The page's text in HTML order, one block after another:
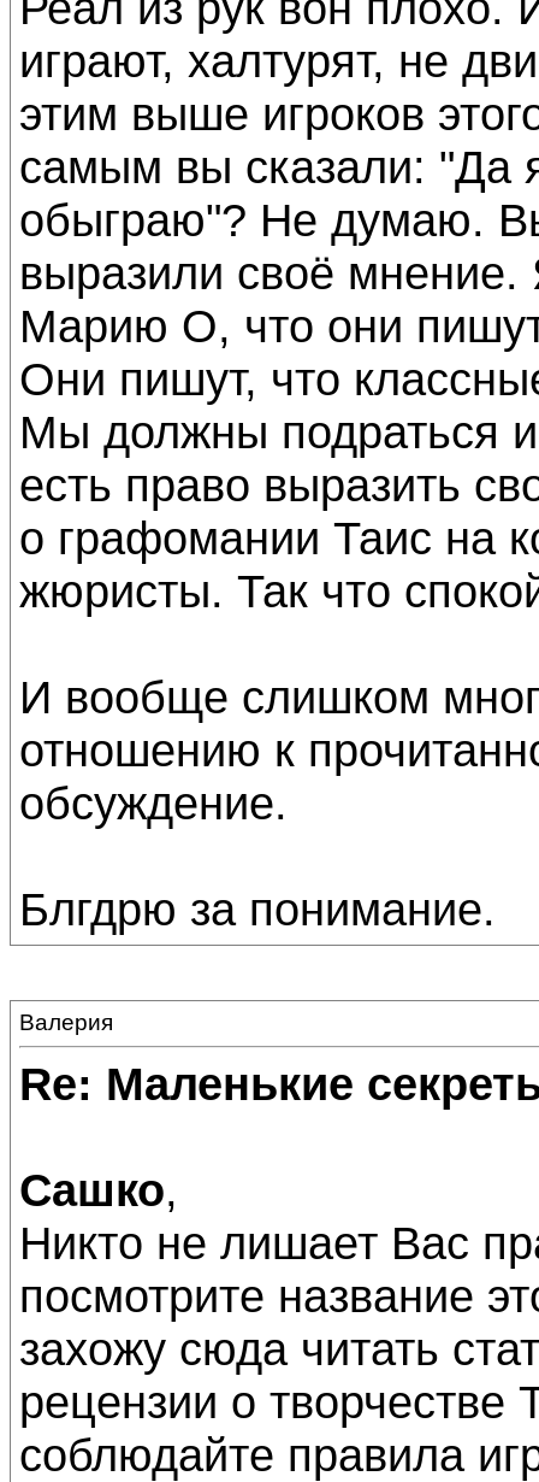
играют, халтурят, не
этим выше игроков
самым вы сказали: "Да
обыграю"? Не думаю.
выразили своё
Марию О, что они
Они пишут, что
Мы должны подраться
есть право выразить
о графомании Таис на
жюристы. Так что
И вообще слишком
отношению к
обсуждение.
Блгдрю за понимание.
Валерия
Re: Маленькие
Сашко,
Никто не лишает Вас
посмотрите название
захожу сюда читать
рецензии о
соблюдайте правила